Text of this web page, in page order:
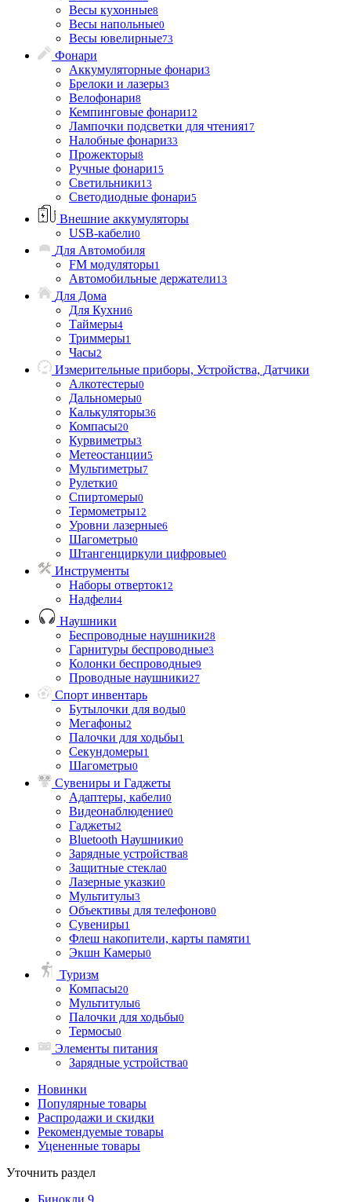
Весы кухонные8
Весы напольные0
Весы ювелирные73
Фонари
Аккумуляторные фонари3
Брелоки и лазеры3
Велофонари8
Кемпинговые фонари12
Лампочки подсветки для чтения17
Налобные фонари33
Прожекторы8
Ручные фонари15
Светильники13
Светодиодные фонари5
Внешние аккумуляторы
USB-кабели0
Для Автомобиля
FM модуляторы1
Автомобильные держатели13
Для Дома
Для Кухни6
Таймеры4
Триммеры1
Часы2
Измерительные приборы, Устройства, Датчики
Алкотестеры0
Дальномеры0
Калькуляторы36
Компасы20
Курвиметры3
Метеостанции5
Мультиметры7
Рулетки0
Спиртомеры0
Термометры12
Уровни лазерные6
Шагометры0
Штангенциркули цифровые0
Инструменты
Наборы отверток12
Надфели4
Наушники
Беспроводные наушники28
Гарнитуры беспроводные3
Колонки беспроводные9
Проводные наушники27
Спорт инвентарь
Бутылочки для воды0
Мегафоны2
Палочки для ходьбы1
Секундомеры1
Шагометры0
Сувениры и Гаджеты
Адаптеры, кабели0
Видеонаблюдение0
Гаджеты2
Bluetooth Наушники0
Зарядные устройства8
Защитные стекла0
Лазерные указки0
Мультитулы3
Объективы для телефонов0
Сувениры1
Флеш накопители, карты памяти1
Экшн Камеры0
Туризм
Компасы20
Мультитулы6
Палочки для ходьбы0
Термосы0
Элементы питания
Зарядные устройства0
Новинки
Популярные товары
Распродажи и скидки
Рекомендуемые товары
Уцененные товары
Уточнить раздел
Бинокли 9